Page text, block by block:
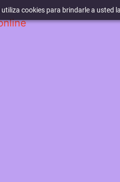
cookies para brindarle a usted